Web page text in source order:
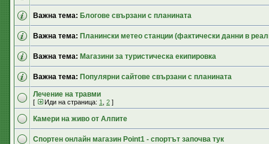
Важна тема: Блогове свързани с планината
Важна тема: Планински метео станции (фактически данни в
Важна тема: Магазини за туристическа екипировка
Важна тема: Популярни сайтове свързани с планината
Лечение на травми
[ Иди на страница: 1 2 ]
Камери на живо от Алпите
Спортен онлайн магазин Point1 - спортът започва тук